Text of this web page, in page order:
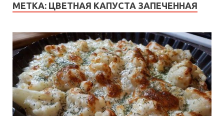
МЕТКА: ЦВЕТНАЯ КАПУСТА ЗАПЕЧЕННАЯ